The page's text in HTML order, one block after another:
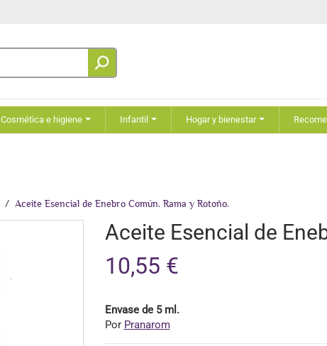
Cosmética e higiene Infantil Hogar y bienestar
Aceite Esencial de Enebro Común. Rama y Rotoño.
Aceite Esencial de
10,55 €
Envase de 5 ml.
Por Pranarom